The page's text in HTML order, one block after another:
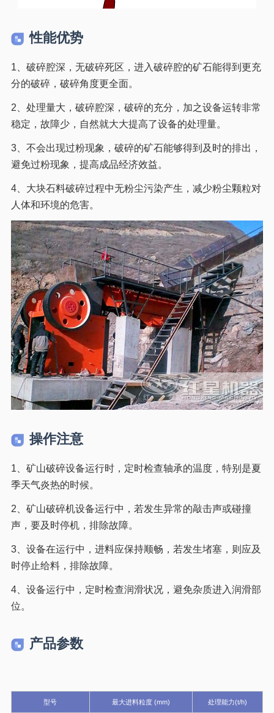
性能优势
1、破碎腔深，无破碎死区，进入破碎腔的矿石能得到更充
分的破碎，破碎角度更全面。
2、处理量大，破碎腔深，破碎的充分，加之设备运转非常
稳定，故障少，自然就大大提高了设备的处理量。
3、不会出现过粉现象，破碎的矿石能够得到及时的排出，
避免过粉现象，提高成品经济效益。
4、大块石料破碎过程中无粉尘污染产生，减少粉尘颗粒对
人体和环境的危害。
操作注意
1、矿山破碎设备运行时，定时检查轴承的温度，特别是夏
季天气炎热的时候。
2、矿山破碎机设备运行中，若发生异常的敲击声或碰撞
声，要及时停机，排除故障。
3、设备在运行中，进料应保持顺畅，若发生堵塞，则应及
时停止给料，排除故障。
4、设备运行中，定时检查润滑状况，避免杂质进入润滑部
位。
产品参数
型号 最大进料粒度 (mm) 处理能力(t/h)